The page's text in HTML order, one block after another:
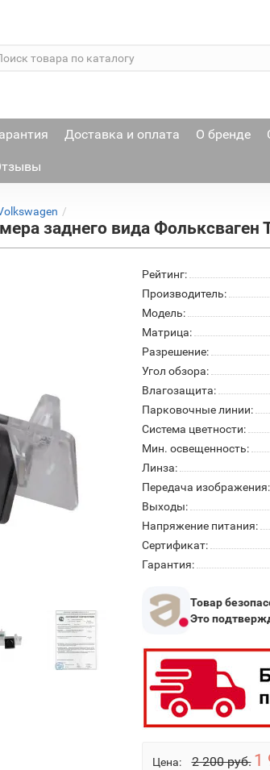
Доставка и оплата О бренде
заднего вида Фольксваген
Рейтинг:
Производитель:
Модель:
Матрица:
Разрешение:
Угол обзора:
Влагозащита:
Парковочные линии:
Система цветности:
Мин. освещенность:
Линза:
Передача изображения:
Выходы:
Напряжение питания:
Сертификат:
Гарантия:
Товар
Это
Цена: 2 200 руб. 1